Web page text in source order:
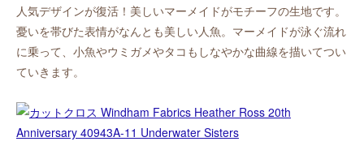
人気デザインが復活！美しいマーメイドがモチーフの生地です。
憂いを帯びた表情がなんとも美しい人魚。マーメイドが泳ぐ流れ
に乗って、小魚やウミガメやタコもしなやかな曲線を描いてつい
ていきます。